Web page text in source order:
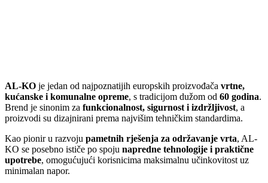
AL-KO je jedan od najpoznatijih europskih proizvođača vrtne,
kućanske i komunalne opreme, s tradicijom dužom od 60 godina.
Brend je sinonim za funkcionalnost, sigurnost i izdržljivost, a
proizvodi su dizajnirani prema najvišim tehničkim standardima.
Kao pionir u razvoju pametnih rješenja za održavanje vrta, AL-
KO se posebno ističe po spoju napredne tehnologije i praktične
upotrebe, omogućujući korisnicima maksimalnu učinkovitost uz
minimalan napor.